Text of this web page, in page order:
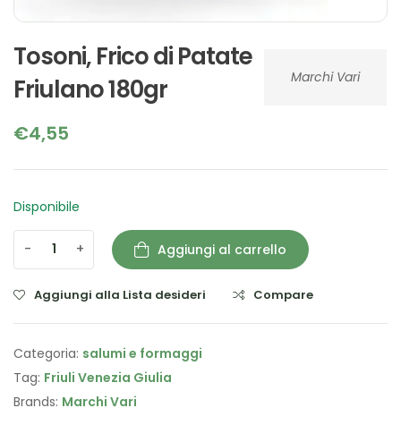
Marchi Vari
Tosoni, Frico di Patate
Friulano 180gr
€4,55
Disponibile
- + Aggiungi al carrello
Aggiungi alla Lista desideri Compare
Categoria: salumi e formaggi
Tag: Friuli Venezia Giulia
Brands: Marchi Vari